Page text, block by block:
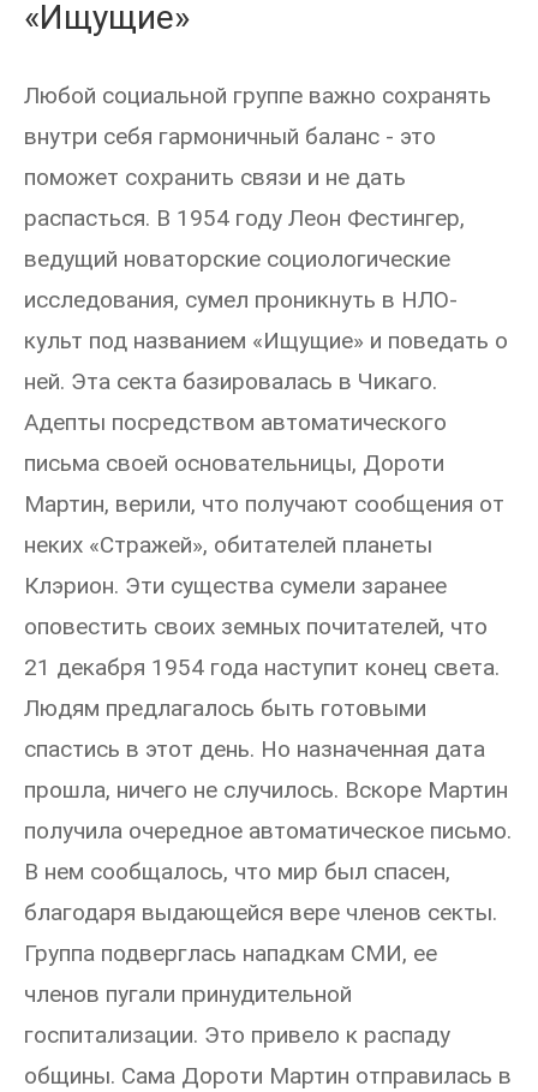
«Ищущие»
Любой социальной группе важно сохранять
внутри себя гармоничный баланс - это
поможет сохранить связи и не дать
распасться. В 1954 году Леон Фестингер,
ведущий новаторские социологические
исследования, сумел проникнуть в НЛО-
культ под названием «Ищущие» и поведать о
ней. Эта секта базировалась в Чикаго.
Адепты посредством автоматического
письма своей основательницы, Дороти
Мартин, верили, что получают сообщения от
неких «Стражей», обитателей планеты
Клэрион. Эти существа сумели заранее
оповестить своих земных почитателей, что
21 декабря 1954 года наступит конец света.
Людям предлагалось быть готовыми
спастись в этот день. Но назначенная дата
прошла, ничего не случилось. Вскоре Мартин
получила очередное автоматическое письмо.
В нем сообщалось, что мир был спасен,
благодаря выдающейся вере членов секты.
Группа подверглась нападкам СМИ, ее
членов пугали принудительной
госпитализации. Это привело к распаду
общины. Сама Дороти Мартин отправилась в